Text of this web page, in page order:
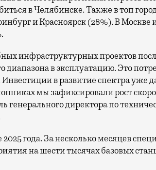
в Челябинске. Также в топ
и Красноярск (28%). В Москве
инфраструктурных проектов
диапазона в эксплуатацию. Это
в развитие спектра уже
мы зафиксировали рост
генерального директора по
года. За несколько месяцев
на шести тысячах базовых